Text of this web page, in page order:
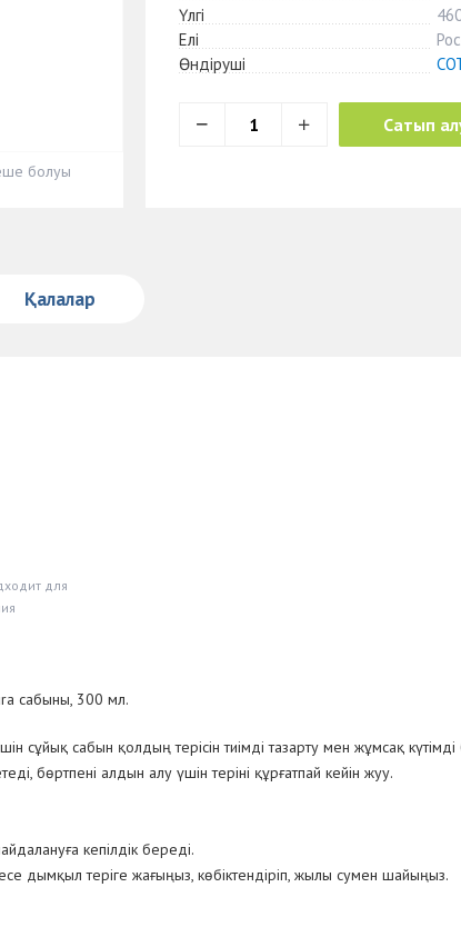
болуы
Үлгі
Елі
Өндіруші
Сатып
Қалалар
для
сабыны, 300 мл.
сұйық сабын қолдың терісін тиімді тазарту мен жұмсақ күтімді
бөртпені алдын алу үшін теріні құрғатпай кейін жуу.
кепілдік береді.
дымқыл теріге жағыңыз, көбіктендіріп, жылы сумен шайыңыз.